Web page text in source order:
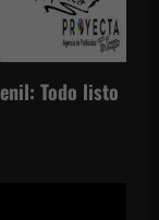
Todo listo